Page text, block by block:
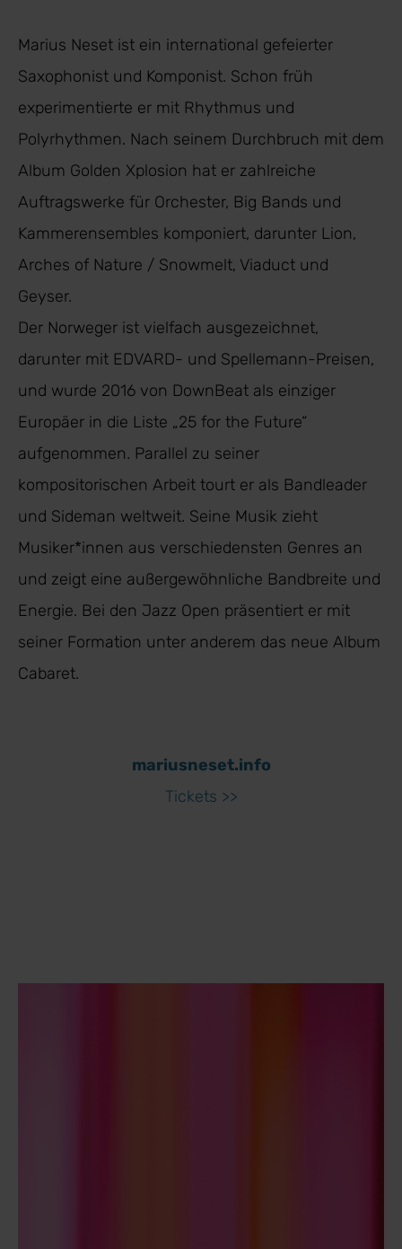
Marius Neset ist ein international gefeierter
Saxophonist und Komponist. Schon früh
experimentierte er mit Rhythmus und
Polyrhythmen. Nach seinem Durchbruch mit dem
Album Golden Xplosion hat er zahlreiche
Auftragswerke für Orchester, Big Bands und
Kammerensembles komponiert, darunter Lion,
Arches of Nature / Snowmelt, Viaduct und
Geyser.
Der Norweger ist vielfach ausgezeichnet,
darunter mit EDVARD- und Spellemann-Preisen,
und wurde 2016 von DownBeat als einziger
Europäer in die Liste „25 for the Future“
aufgenommen. Parallel zu seiner
kompositorischen Arbeit tourt er als Bandleader
und Sideman weltweit. Seine Musik zieht
Musiker*innen aus verschiedensten Genres an
und zeigt eine außergewöhnliche Bandbreite und
Energie. Bei den Jazz Open präsentiert er mit
seiner Formation unter anderem das neue Album
Cabaret.
mariusneset.info
Tickets >>